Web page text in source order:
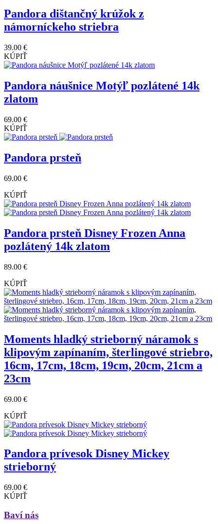
Pandora dištančný krúžok z
námorníckeho striebra
39.00 €
KÚPIŤ
Pandora náušnice Motýľ pozlátené 14k
zlatom
69.00 €
KÚPIŤ
Pandora prsteň
69.00 €
KÚPIŤ
Pandora prsteň Disney Frozen Anna
pozlátený 14k zlatom
89.00 €
KÚPIŤ
Moments hladký strieborný náramok s
klipovým zapínaním, šterlingové striebro,
16cm, 17cm, 18cm, 19cm, 20cm, 21cm a
23cm
69.00 €
KÚPIŤ
Pandora prívesok Disney Mickey
strieborný
69.00 €
KÚPIŤ
Baví nás